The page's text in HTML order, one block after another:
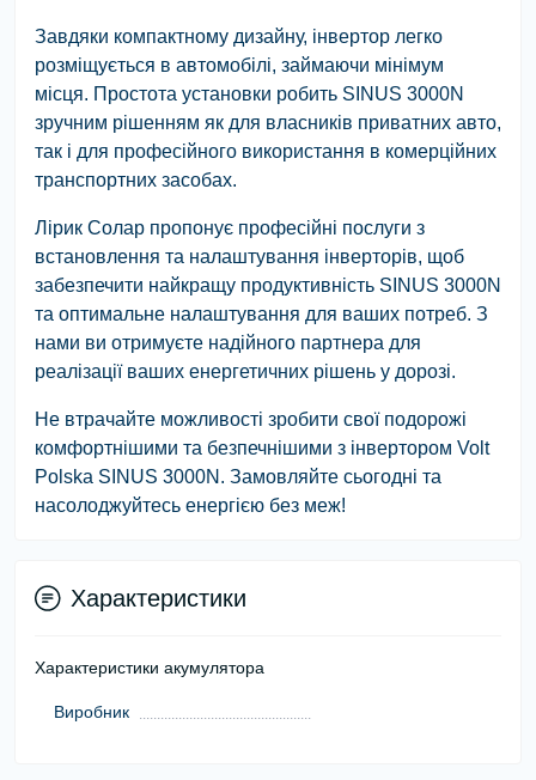
Завдяки компактному дизайну, інвертор легко
розміщується в автомобілі, займаючи мінімум
місця. Простота установки робить SINUS 3000N
зручним рішенням як для власників приватних авто,
так і для професійного використання в комерційних
транспортних засобах.
Лірик Солар пропонує професійні послуги з
встановлення та налаштування інверторів, щоб
забезпечити найкращу продуктивність SINUS 3000N
та оптимальне налаштування для ваших потреб. З
нами ви отримуєте надійного партнера для
реалізації ваших енергетичних рішень у дорозі.
Не втрачайте можливості зробити свої подорожі
комфортнішими та безпечнішими з інвертором Volt
Polska SINUS 3000N. Замовляйте сьогодні та
насолоджуйтесь енергією без меж!
Характеристики
Характеристики акумулятора
Виробник